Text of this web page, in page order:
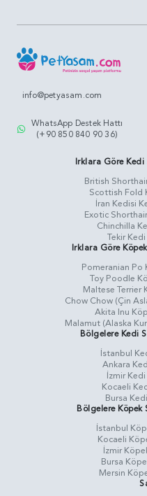
info@petyasam.com
WhatsApp Destek Hattı
(+90 850 840 90 36)
Irklara Göre
British
Scottish Fold
İran Kedisi
Exotic
Chinchilla
Tekir
Irklara Göre
Pomeranian Po
Toy Poodle
Maltese Terrier
Chow Chow (Çin
Akita Inu
Malamut (Alaska
Bölgelere Kedi
İstanbul
Ankara
İzmir
Kocaeli
Bursa
Bölgelere Köpek
İstanbul
Kocaeli
İzmir
Bursa
Mersin